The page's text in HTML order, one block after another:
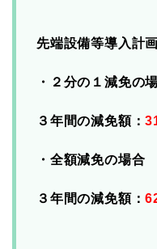
先端設備等導入計
・２分の１減免の
３年間の減免額：
・全額減免の場合
３年間の減免額：